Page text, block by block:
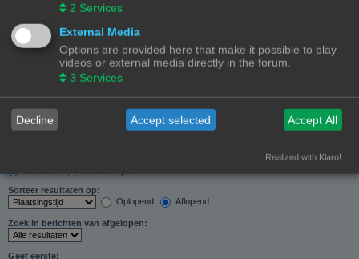
Doorzoek subforums:
Nee
Alleen berichtonderwerpen en tekst
Alleen tekst
Alleen onderwerptitels
Alleen eerste bericht van onderwerp
Sorteer resultaten op:
Oplopend
Aflopend
Zoek in berichten van afgelopen:
Geef eerste:
2 Services
External Media
Options are provided here that make it possible to play
videos or external media directly in the forum.
3 Services
Decline Accept selected Accept All
Realized with Klaro!